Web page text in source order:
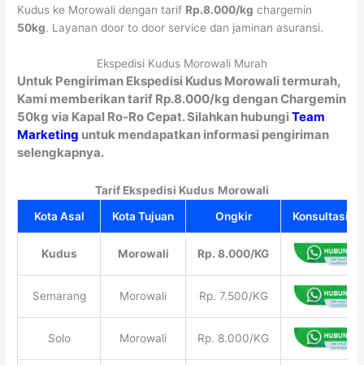
Kudus ke Morowali dengan tarif Rp.8.000/kg chargemin
50kg. Layanan door to door service dan jaminan asuransi.
Ekspedisi Kudus Morowali Murah
Untuk Pengiriman Ekspedisi Kudus Morowali termurah,
Kami memberikan tarif Rp.8.000/kg dengan Chargemin
50kg via Kapal Ro-Ro Cepat. Silahkan hubungiTeam
Marketing untuk mendapatkan informasi pengiriman
selengkapnya.
Tarif Ekspedisi Kudus Morowali
Kota Asal
Kota Tujuan Ongkir Konsultasi
Kudus Morowali Rp. 8.000/KG
Semarang Morowali Rp. 7.500/KG
Solo Morowali Rp. 8.000/KG